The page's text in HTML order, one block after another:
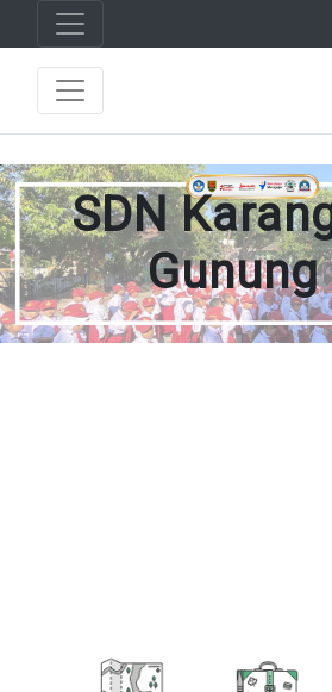
SDN
Gunung